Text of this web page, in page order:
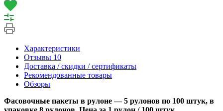
Характеристики
Отзывы 10
Доставка / скидки / сертификаты
Рекомендованные товары
Обзоры
Фасовочные пакеты в рулоне — 5 рулонов по 100 штук, в